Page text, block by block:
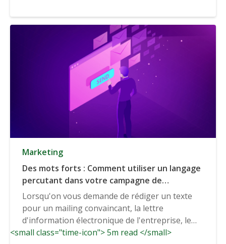
Marketing
Des mots forts : Comment utiliser un langage
percutant dans votre campagne de
marketing par courriel
Lorsqu'on vous demande de rédiger un texte
pour un mailing convaincant, la lettre
d'information électronique de l'entreprise, le
parfait...
<small class="time-icon"> 5m read </small>